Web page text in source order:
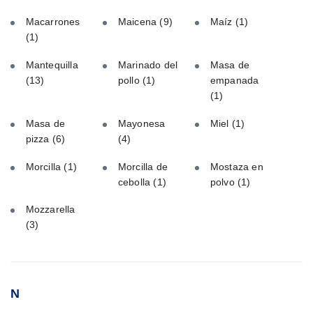
Macarrones
(1)
Maicena(9) Maíz (1)
Mantequilla
(13)
Marinado del
pollo (1)
Masa de
empanada
(1)
Masa de
pizza (6)
Mayonesa
(4)
Miel (1)
Morcilla(1)
Morcilla de
cebolla(1)
Mostaza en
polvo(1)
Mozzarella
(3)
N